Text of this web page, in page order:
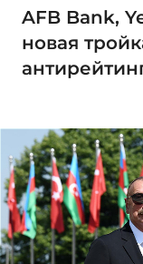
AFB Bank,
новая